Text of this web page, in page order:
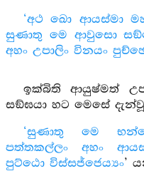
‘අථ ඛො ආයස්මා
සුණාතු මෙ ආවුසො
අහං උපාලිං විනයං
ඉක්බිති ආයුෂ්මත්
සඞ්ඝයා හට මෙසේ
‘සුණාතු මෙ
පත්තකල්ලං අහං
පුට්ඨො විස්සජ්ජෙය්‍යං’